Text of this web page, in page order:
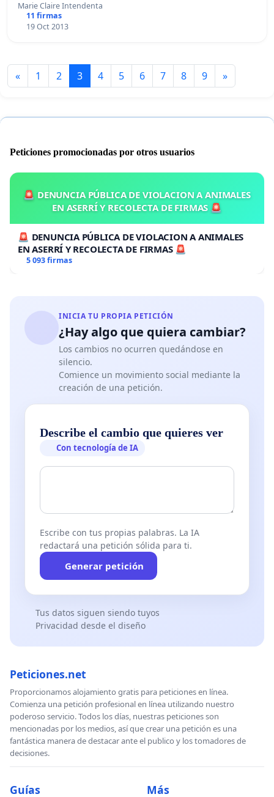
Marie Claire Intendenta
11 firmas
19 Oct 2013
« 1 2 3 4 5 6 7 8 9 »
Peticiones promocionadas por otros usuarios
🚨 DENUNCIA PÚBLICA DE VIOLACION A ANIMALES
EN ASERRÍ Y RECOLECTA DE FIRMAS 🚨
🚨 DENUNCIA PÚBLICA DE VIOLACION A ANIMALES
EN ASERRÍ Y RECOLECTA DE FIRMAS 🚨
5 093 firmas
INICIA TU PROPIA PETICIÓN
¿Hay algo que quiera cambiar?
Los cambios no ocurren quedándose en
silencio.
Comience un movimiento social mediante la
creación de una petición.
Describe el cambio que quieres ver
Con tecnología de IA
Escribe con tus propias palabras. La IA
redactará una petición sólida para ti.
Generar petición
Tus datos siguen siendo tuyos
Privacidad desde el diseño
Peticiones.net
Proporcionamos alojamiento gratis para peticiones en línea.
Comienza una petición profesional en línea utilizando nuestro
poderoso servicio. Todos los días, nuestras peticiones son
mencionadas por los medios, así que crear una petición es una
fantástica manera de destacar ante el publico y los tomadores de
decisiones.
Guías Más